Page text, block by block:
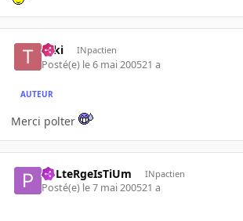
Taki INpactien
Posté(e) le 6 mai 200521 a
AUTEUR
Merci polter
PoLteRgeIsTiUm INpactien
Posté(e) le 7 mai 200521 a